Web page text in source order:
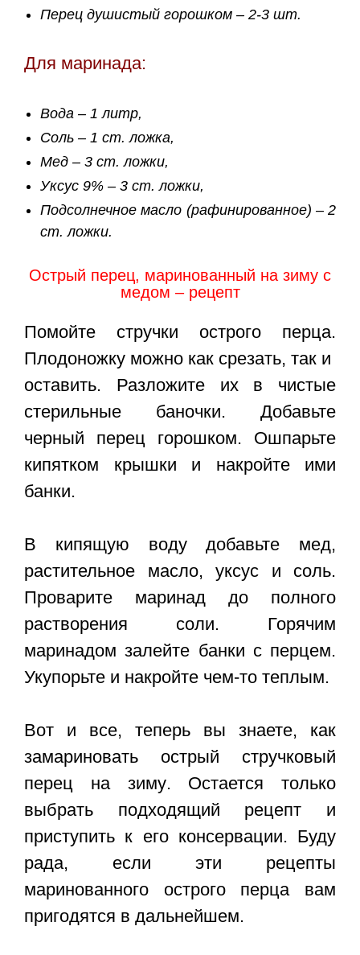
Перец душистый горошком – 2-3 шт.
Для маринада:
Вода – 1 литр,
Соль – 1 ст. ложка,
Мед – 3 ст. ложки,
Уксус 9% – 3 ст. ложки,
Подсолнечное масло (рафинированное) – 2
ст. ложки.
Острый перец, маринованный на зиму с
медом – рецепт
Помойте стручки острого перца.
Плодоножку можно как срезать, так и
оставить. Разложите их в чистые
стерильные баночки. Добавьте
черный перец горошком. Ошпарьте
кипятком крышки и накройте ими
банки.
В кипящую воду добавьте мед,
растительное масло, уксус и соль.
Проварите маринад до полного
растворения соли. Горячим
маринадом залейте банки с перцем.
Укупорьте и накройте чем-то теплым.
Вот и все, теперь вы знаете, как
замариновать острый стручковый
перец на зиму. Остается только
выбрать подходящий рецепт и
приступить к его консервации. Буду
рада, если эти рецепты
маринованного острого перца вам
пригодятся в дальнейшем.